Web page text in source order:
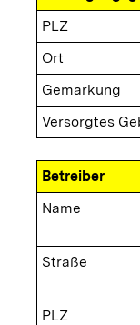
PLZ
Ort
Gemarkung
Versorgtes
Betreiber
Name
Straße
PLZ